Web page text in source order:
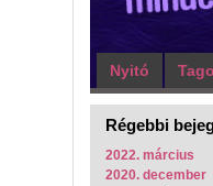
Nyitó
Régebbi
2022. március
2020. december